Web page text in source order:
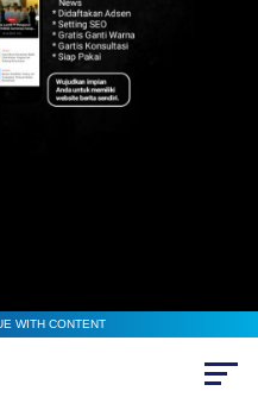
WITH CONTENT